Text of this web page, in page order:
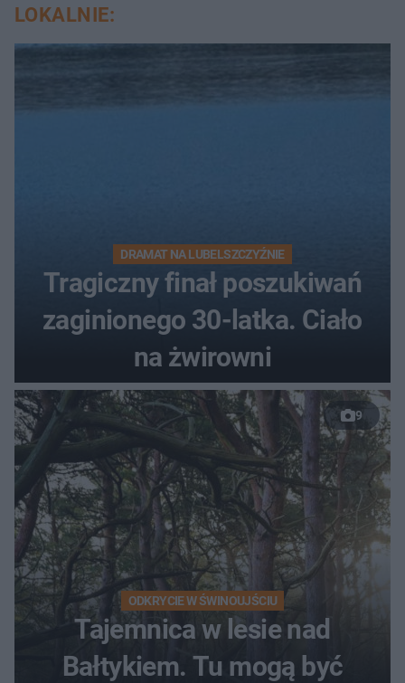
LOKALNIE:
DRAMAT NA LUBELSZCZYŹNIE
Tragiczny finał poszukiwań
zaginionego 30-latka. Ciało
na żwirowni
9
ODKRYCIE W ŚWINOUJŚCIU
Tajemnica w lesie nad
Bałtykiem. Tu mogą być